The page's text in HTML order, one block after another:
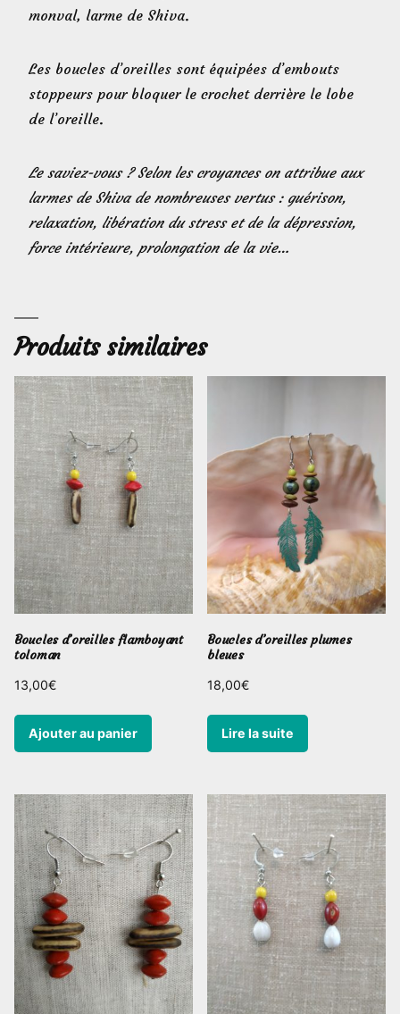
monval, larme de Shiva.
Les boucles d’oreilles sont équipées d’embouts
stoppeurs pour bloquer le crochet derrière le lobe
de l’oreille.
Le saviez-vous ? Selon les croyances on attribue aux
larmes de Shiva de nombreuses vertus : guérison,
relaxation, libération du stress et de la dépression,
force intérieure, prolongation de la vie…
Produits similaires
Boucles d’oreilles flamboyant
toloman
13,00€
Ajouter au panier
Boucles d’oreilles plumes
bleues
18,00€
Lire la suite